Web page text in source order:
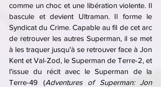
comme un choc et une libération violente. Il
bascule et devient Ultraman. Il forme le
Syndicat du Crime. Capable au fil de cet arc
de retrouver les autres Superman, il se met
à les traquer jusqu'à se retrouver face à Jon
Kent et Val-Zod, le Superman de Terre-2, et
l'issue du récit avec le Superman de la
Terre-49 (Adventures of Superman: Jon